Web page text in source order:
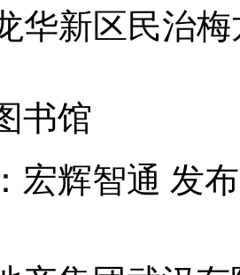
华新区民治
书馆
宏辉智通 发